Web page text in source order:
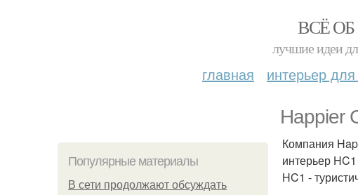
ВСЁ
лучшие идеи
главная интерьер
Happier
Популярные материалы
В сети продолжают обсуждать
Компания
интерьер
HC1 -